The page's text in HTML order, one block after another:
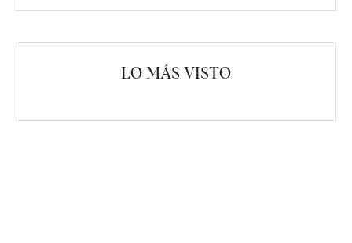
LO MÁS VISTO